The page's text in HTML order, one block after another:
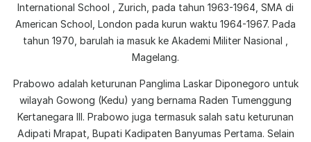
International School , Zurich, pada tahun 1963-1964, SMA di
American School, London pada kurun waktu 1964-1967. Pada
tahun 1970, barulah ia masuk ke Akademi Militer Nasional ,
Magelang.
Prabowo adalah keturunan Panglima Laskar Diponegoro untuk
wilayah Gowong (Kedu) yang bernama Raden Tumenggung
Kertanegara III. Prabowo juga termasuk salah satu keturunan
Adipati Mrapat, Bupati Kadipaten Banyumas Pertama. Selain